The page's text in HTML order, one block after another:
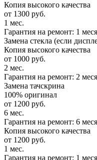
Копия высокого качества
от 1300 руб.
1 мес.
Гарантия на ремонт: 1
Замена стекла (если
Копия высокого качества
от 1000 руб.
2 мес.
Гарантия на ремонт: 2
Замена тачскрина
100% оригинал
от 1200 руб.
6 мес.
Гарантия на ремонт: 6
Копия высокого качества
от 1200 руб.
1 мес.
Гарантия на ремонт: 1